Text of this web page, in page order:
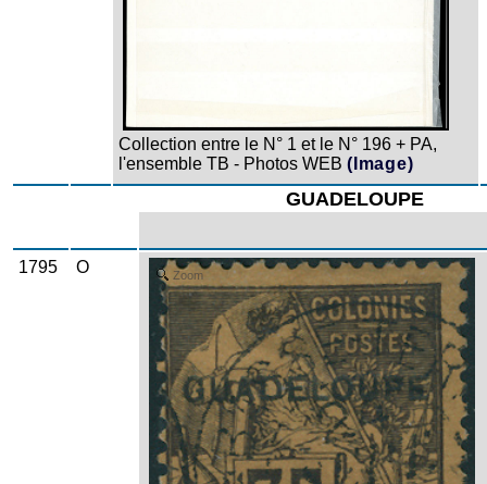
Collection entre le N° 1 et le N° 196 + PA,
l'ensemble TB - Photos WEB (Image)
GUADELOUPE
1795 O Zoom